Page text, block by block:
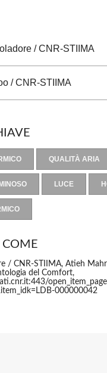
/ CNR-STIIMA
/ CNR-STIIMA
QUALITÀ ARIA
LUCE
COME
/ CNR-STIIMA, Atieh
del Comfort,
000000042